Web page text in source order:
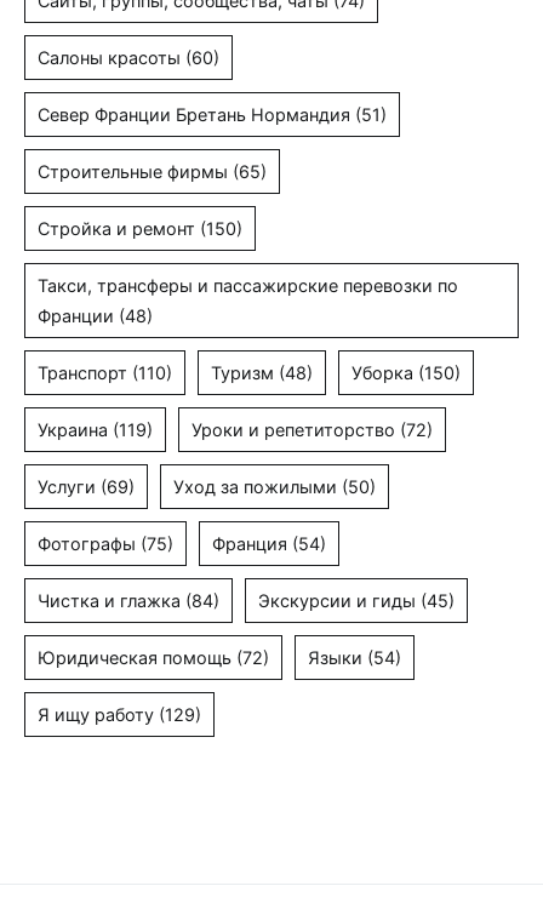
Салоны красоты (60)
Север Франции Бретань Нормандия (51)
Строительные фирмы (65)
Стройка и ремонт (150)
Такси, трансферы и пассажирские перевозки по
Франции (48)
Транспорт (110) Туризм (48) Уборка (150)
Украина (119) Уроки и репетиторство (72)
Услуги (69) Уход за пожилыми (50)
Фотографы (75) Франция (54)
Чистка и глажка (84) Экскурсии и гиды (45)
Юридическая помощь (72) Языки (54)
Я ищу работу (129)